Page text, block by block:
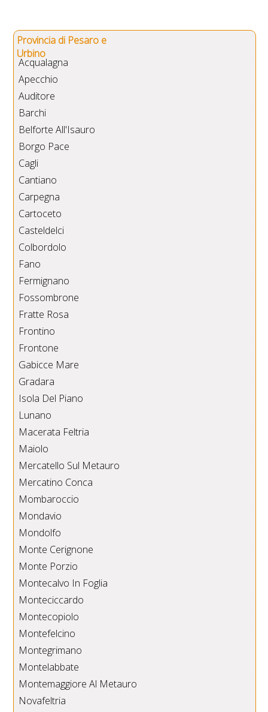
Provincia di Pesaro e
Urbino
Acqualagna
Apecchio
Auditore
Barchi
Belforte All'Isauro
Borgo Pace
Cagli
Cantiano
Carpegna
Cartoceto
Casteldelci
Colbordolo
Fano
Fermignano
Fossombrone
Fratte Rosa
Frontino
Frontone
Gabicce Mare
Gradara
Isola Del Piano
Lunano
Macerata Feltria
Maiolo
Mercatello Sul Metauro
Mercatino Conca
Mombaroccio
Mondavio
Mondolfo
Monte Cerignone
Monte Porzio
Montecalvo In Foglia
Monteciccardo
Montecopiolo
Montefelcino
Montegrimano
Montelabbate
Montemaggiore Al Metauro
Novafeltria